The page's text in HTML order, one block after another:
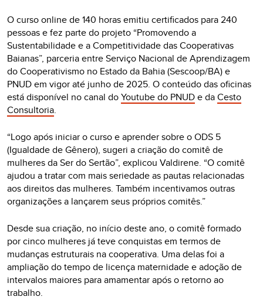
O curso online de 140 horas emitiu certificados para 240
pessoas e fez parte do projeto “Promovendo a
Sustentabilidade e a Competitividade das Cooperativas
Baianas”, parceria entre Serviço Nacional de Aprendizagem
do Cooperativismo no Estado da Bahia (Sescoop/BA) e
PNUD em vigor até junho de 2025. O conteúdo das oficinas
está disponível no canal doYoutube do PNUDe daCesto
Consultoria.
“Logo após iniciar o curso e aprender sobre o ODS 5
(Igualdade de Gênero), sugeri a criação do comitê de
mulheres da Ser do Sertão”, explicou Valdirene. “O comitê
ajudou a tratar com mais seriedade as pautas relacionadas
aos direitos das mulheres. Também incentivamos outras
organizações a lançarem seus próprios comitês.”
Desde sua criação, no início deste ano, o comitê formado
por cinco mulheres já teve conquistas em termos de
mudanças estruturais na cooperativa. Uma delas foi a
ampliação do tempo de licença maternidade e adoção de
intervalos maiores para amamentar após o retorno ao
trabalho.